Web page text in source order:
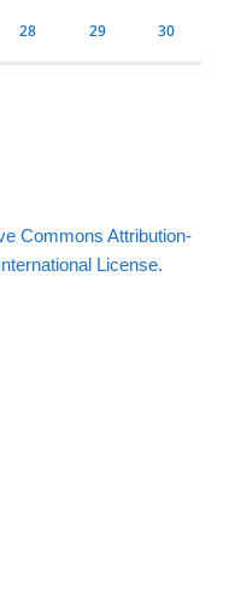
28 29 30
Commons Attribution-
License.